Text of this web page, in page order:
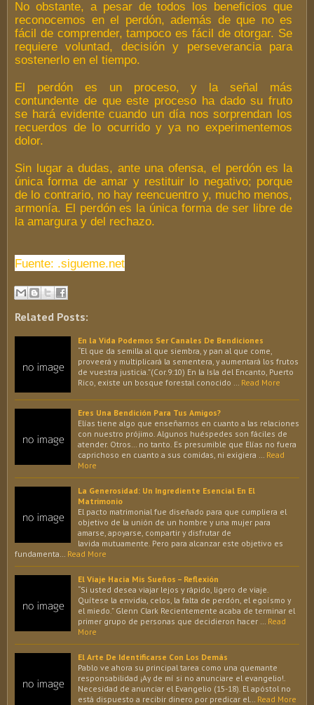
No obstante, a pesar de todos los beneficios que
reconocemos en el perdón, además de que no es
fácil de comprender, tampoco es fácil de otorgar. Se
requiere voluntad, decisión y perseverancia para
sostenerlo en el tiempo.
El perdón es un proceso, y la señal más
contundente de que este proceso ha dado su fruto
se hará evidente cuando un día nos sorprendan los
recuerdos de lo ocurrido y ya no experimentemos
dolor.
Sin lugar a dudas, ante una ofensa, el perdón es la
única forma de amar y restituir lo negativo; porque
de lo contrario, no hay reencuentro y, mucho menos,
armonía. El perdón es la única forma de ser libre de
la amargura y del rechazo.
Fuente: .sigueme.net
Related Posts:
En la Vida Podemos Ser Canales De Bendiciones
“El que da semilla al que siembra, y pan al que come,
proveerá y multiplicará la sementera, y aumentará los frutos
de vuestra justicia.”(Cor.9:10) En la Isla del Encanto, Puerto
Rico, existe un bosque forestal conocido …
Read More
Eres Una Bendición Para Tus Amigos?
Elías tiene algo que enseñarnos en cuanto a las relaciones
con nuestro prójimo. Algunos huéspedes son fáciles de
atender. Otros… no tanto. Es presumible que Elías no fuera
caprichoso en cuanto a sus comidas, ni exigiera …
Read
More
La Generosidad: Un Ingrediente Esencial En El
Matrimonio
El pacto matrimonial fue diseñado para que cumpliera el
objetivo de la unión de un hombre y una mujer para
amarse, apoyarse, compartir y disfrutar de
lavida mutuamente. Pero para alcanzar este objetivo es
fundamenta…
Read More
El Viaje Hacia Mis Sueños – Reflexión
“Si usted desea viajar lejos y rápido, ligero de viaje.
Quítese la envidia, celos, la falta de perdón, el egoísmo y
el miedo.” Glenn Clark Recientemente acaba de terminar el
primer grupo de personas que decidieron hacer …
Read
More
El Arte De Identificarse Con Los Demás
Pablo ve ahora su principal tarea como una quemante
responsabilidad ¡Ay de mí si no anunciare el evangelio!.
Necesidad de anunciar el Evangelio (15-18). El apóstol no
está dispuesto a recibir dinero por predicar el…
Read More